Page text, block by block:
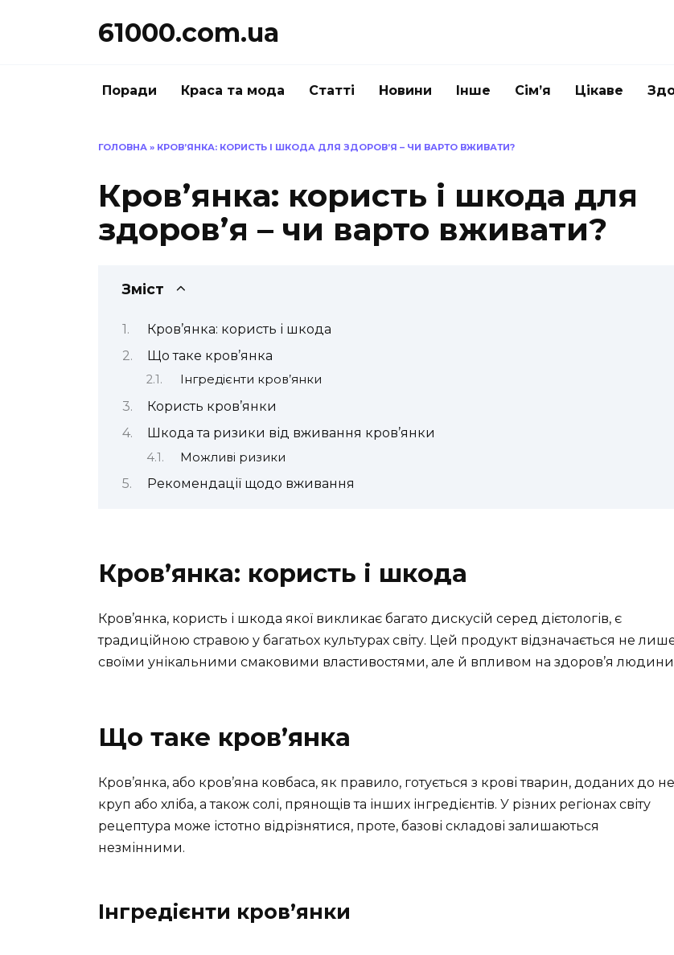
61000.com.ua
Поради Краса та мода Статті Новини Інше Сім’я Цікаве
ГОЛОВНА » КРОВ’ЯНКА: КОРИСТЬ І ШКОДА ДЛЯ ЗДОРОВ’Я – ЧИ ВАРТО ВЖИВАТИ?
Кров’янка: користь і шкода для
здоров’я – чи варто вживати?
Зміст
Кров’янка: користь і шкода
Що таке кров’янка
Інгредієнти кров’янки
Користь кров’янки
Шкода та ризики від вживання кров’янки
Можливі ризики
Рекомендації щодо вживання
Кров’янка: користь і шкода
Кров’янка, користь і шкода якої викликає багато дискусій серед дієтологів, є
традиційною стравою у багатьох культурах світу. Цей продукт відзначається не
своїми унікальними смаковими властивостями, але й впливом на здоров’я
Що таке кров’янка
Кров’янка, або кров’яна ковбаса, як правило, готується з крові тварин, доданих до
круп або хліба, а також солі, прянощів та інших інгредієнтів. У різних регіонах світу
рецептура може істотно відрізнятися, проте, базові складові залишаються
незмінними.
Інгредієнти кров’янки